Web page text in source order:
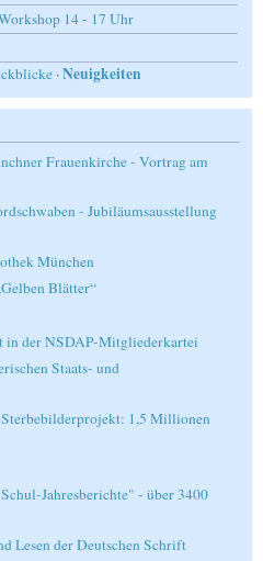
14 - 17 Uhr
·Neuigkeiten
Frauenkirche - Vortrag am
- Jubiläumsausstellung
München
Blätter“
in der NSDAP-Mitgliederkartei
Staats- und
1,5 Millionen
Jahresberichte" - über 3400
Lesen der Deutschen Schrift